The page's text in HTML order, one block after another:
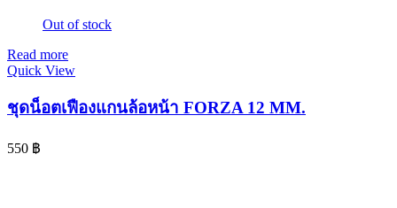
Out of stock
Read more
Quick View
ชุดน็อตเฟืองแกนล้อหน้า FORZA 12 MM.
550 ฿